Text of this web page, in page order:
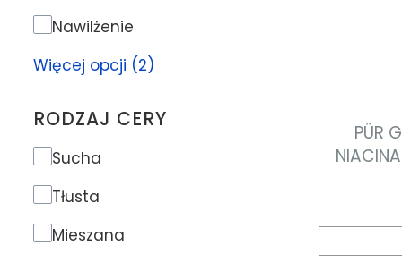
Nawilżenie
Więcej opcji (2)
RODZAJ CERY
Rodzaj cery
Sucha
Tłusta
Mieszana
PÜR